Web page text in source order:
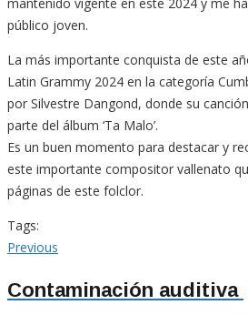
público joven.
La más importante conquista de este
Latin Grammy 2024 en la categoría
por Silvestre Dangond, donde su canción
parte del álbum ‘Ta Malo’.
Es un buen momento para destacar y
este importante compositor vallenato
páginas de este folclor.
Tags:
Navegación
de
Previous
Contaminación auditiva